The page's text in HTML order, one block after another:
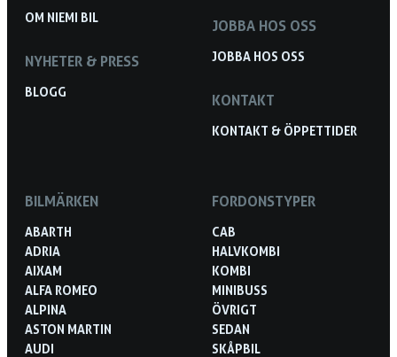
OM NIEMI BIL
NYHETER & PRESS
BLOGG
JOBBA HOS OSS
JOBBA HOS OSS
KONTAKT
KONTAKT & ÖPPETTIDER
BILMÄRKEN
ABARTH
ADRIA
AIXAM
ALFA ROMEO
ALPINA
ASTON MARTIN
AUDI
FORDONSTYPER
CAB
HALVKOMBI
KOMBI
MINIBUSS
ÖVRIGT
SEDAN
SKÅPBIL